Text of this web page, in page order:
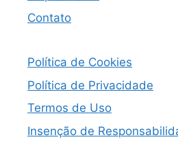
Contato
Política de Cookies
Política de Privacidade
Termos de Uso
Insenção de